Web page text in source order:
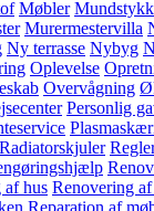
Møbler
Murermestervilla
Ny terrasse Nybyg
Oplevelse
Overvågning
Personlig
Radiatorskjuler
af hus Renovering
Reparation af